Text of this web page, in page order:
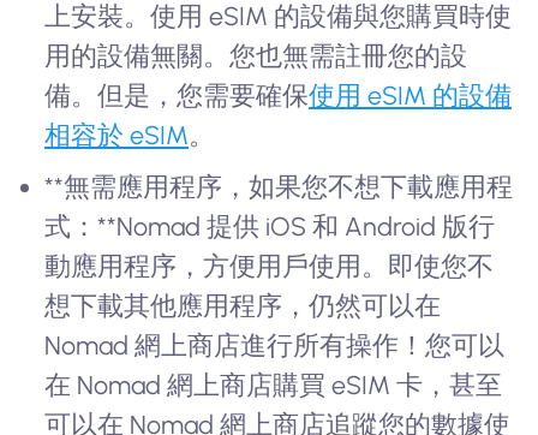
上安裝。使用 eSIM 的設備與您購買時使
用的設備無關。您也無需註冊您的設
備。但是，您需要確保使用 eSIM 的設備
相容於 eSIM。
**無需應用程序，如果您不想下載應用程
式：**Nomad 提供 iOS 和 Android 版行
動應用程序，方便用戶使用。即使您不
想下載其他應用程序，仍然可以在
Nomad 網上商店進行所有操作！您可以
在 Nomad 網上商店購買 eSIM 卡，甚至
可以在 Nomad 網上商店追蹤您的數據使